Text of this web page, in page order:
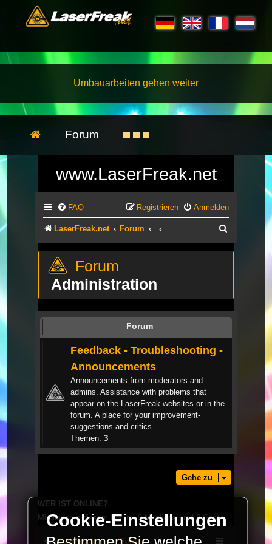
Umbauarbeiten gehen weiter
Forum
www.LaserFreak.net
FAQ Anmelden
Registrieren
LaserFreak.net Forum
Administration
Forum
Feedback - Troubleshooting -
Announcements
Announcements from moderators and
admins. Assistance with problems that
appear on the LaserFreak-websites or in the
forum. A place for your improvement-
suggestions and critics.
Themen: 3
Gehe zu
WER IST ONLINE?
Mitglieder in diesem Forum: 0 Mitglieder und 3 Gäste
LaserFreak.net Forum
Cookie-Einstellungen